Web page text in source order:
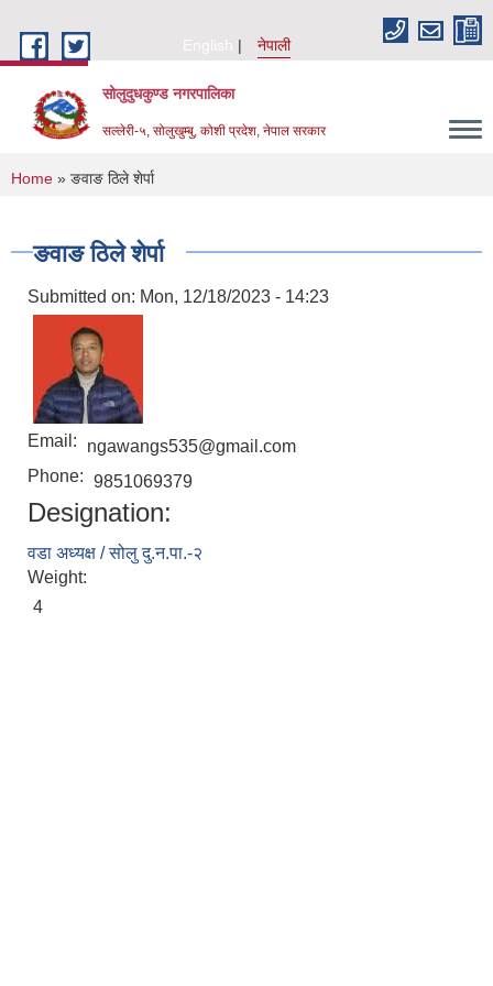
English
नेपाली
सोलुदुधकुण्ड नगरपालिका
सल्लेरी-५, सोलुखुम्बु, कोशी प्रदेश, नेपाल सरकार
You are here
Home » ङवाङ ठिले शेर्पा
ङवाङ ठिले शेर्पा
Submitted on: Mon, 12/18/2023 - 14:23
Email:
ngawangs535@gmail.com
Phone: 9851069379
Designation:
वडा अध्यक्ष / सोलु दु.न.पा.-२
Weight:
4